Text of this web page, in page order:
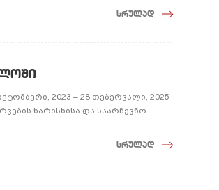
სრულად
2023 – 28 თებერვალი, 2025
ხარისხისა და საარჩევნო
სრულად